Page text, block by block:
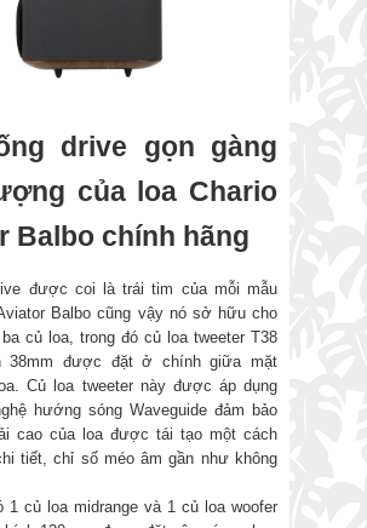
drive gọn gàng
của loa Chario
Balbo chính hãng
được coi là trái tim của mỗi mẫu
Balbo cũng vậy nó sở hữu cho
củ loa, trong đó củ loa tweeter T38
38mm được đặt ở chính giữa mặt
Củ loa tweeter này được áp dụng
hướng sóng Waveguide đảm bảo
cao của loa được tái tạo một cách
tiết, chỉ số méo âm gần như không
1 củ loa midrange và 1 củ loa woofer